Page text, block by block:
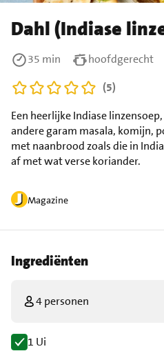
Dahl (Indiase
Magazine
Een heerlijke Indiase
andere garam masala, komijn,
met naanbrood zoals die in
af met wat verse koriander.
35 min
hoofdgerecht
(5)
Ingrediënten
4 personen
1 Ui